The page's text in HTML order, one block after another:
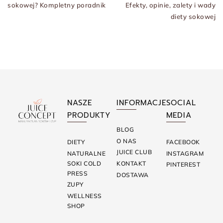
sokowej? Kompletny poradnik
Efekty, opinie, zalety i wady
diety sokowej
NASZE
PRODUKTY
DIETY
NATURALNE
SOKI COLD
PRESS
ZUPY
WELLNESS
SHOP
INFORMACJE
BLOG
O NAS
JUICE CLUB
KONTAKT
DOSTAWA
SOCIAL
MEDIA
FACEBOOK
INSTAGRAM
PINTEREST